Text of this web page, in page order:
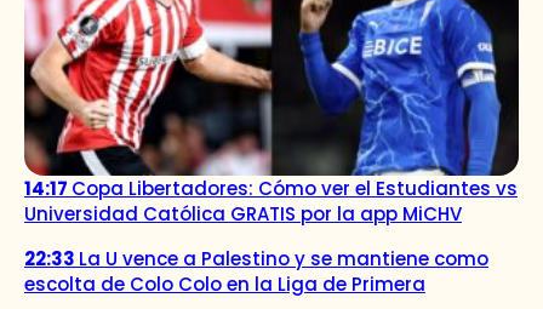
14:17 Copa Libertadores: Cómo ver el Estudiantes vs
Universidad Católica GRATIS por la app MiCHV
22:33 La U vence a Palestino y se mantiene como
escolta de Colo Colo en la Liga de Primera